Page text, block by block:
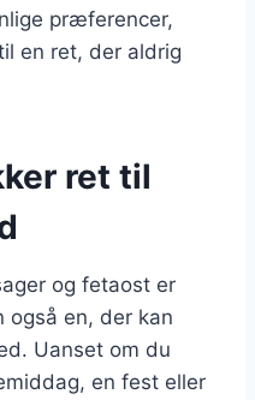
præferencer,
en ret, der aldrig
ret til
og fetaost er
også en, der kan
Uanset om du
en fest eller